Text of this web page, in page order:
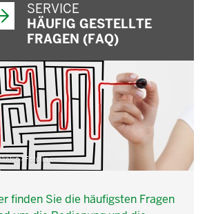
SERVICE
HÄUFIG GESTELLTE
FRAGEN (FAQ)
- Fotolia.com
finden Sie die häufigsten Fragen